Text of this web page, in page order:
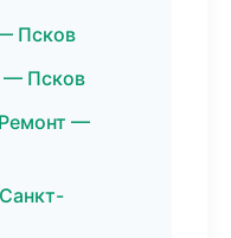
Псков
— Псков
—